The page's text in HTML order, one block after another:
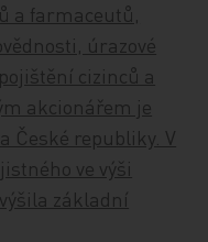
a farmaceutů,
úrazové
cizinců a
akcionářem je
České republiky. V
ve výši
základní